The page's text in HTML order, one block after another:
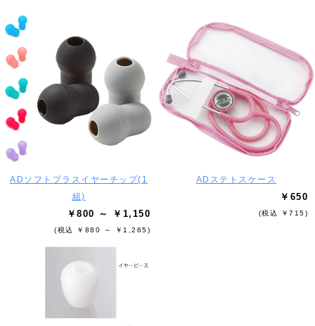
ADソフトプラスイヤーチップ(1
組)
￥800 ～ ￥1,150
(税込 ￥880 ～ ￥1,265)
ADステトスケース
￥650
(税込 ￥715)